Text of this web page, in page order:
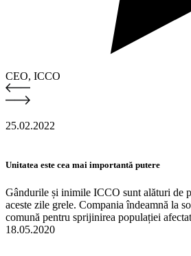
CEO, ICCO
25.02.2022
Unitatea este cea mai importantă putere
Gândurile și inimile ICCO sunt alături de
aceste zile grele. Compania îndeamnă la
comună pentru sprijinirea populației
18.05.2020